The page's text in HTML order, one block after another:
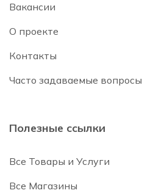
Вакансии
О проекте
Контакты
Часто задаваемые вопросы
Полезные ссылки
Все Товары и Услуги
Все Магазины